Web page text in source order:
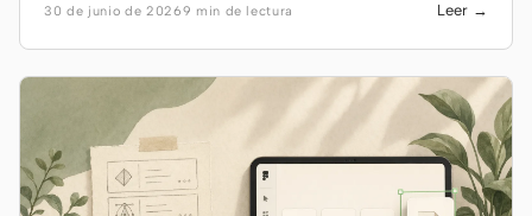
30 de junio de 20269 min de lectura Leer →